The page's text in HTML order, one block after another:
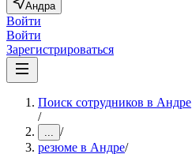
Андра
Войти
Войти
Зарегистрироваться
Поиск сотрудников в Андре
/
... /
резюме в Андре/